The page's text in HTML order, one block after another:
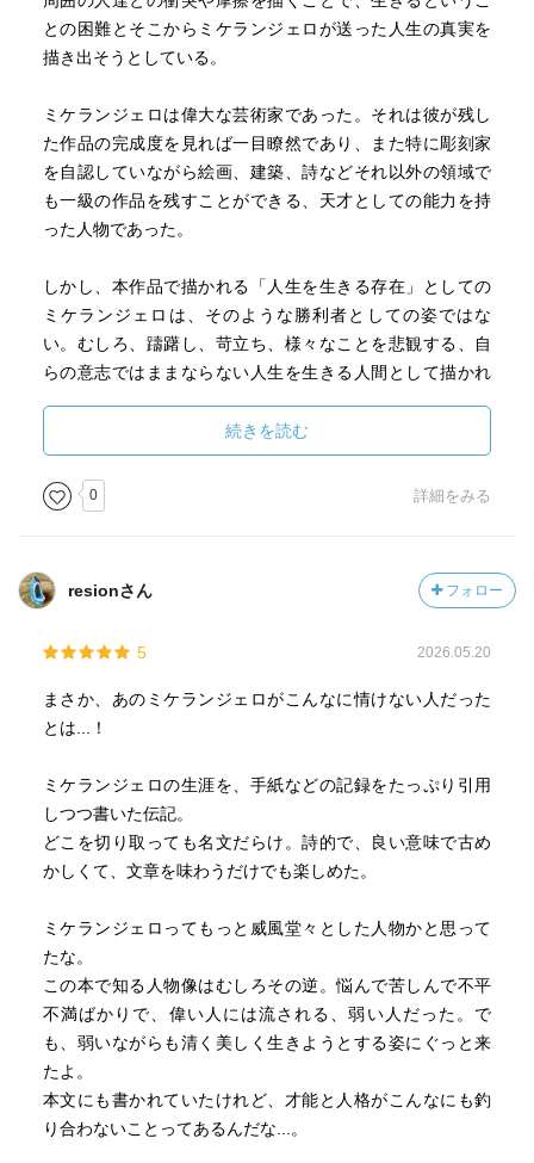
との困難とそこからミケランジェロが送った人生の真実を
描き出そうとしている。
ミケランジェロは偉大な芸術家であった。それは彼が残し
た作品の完成度を見れば一目瞭然であり、また特に彫刻家
を自認していながら絵画、建築、詩などそれ以外の領域で
も一級の作品を残すことができる、天才としての能力を持
った人物であった。
しかし、本作品で描かれる「人生を生きる存在」としての
ミケランジェロは、そのような勝利者としての姿ではな
い。むしろ、躊躇し、苛立ち、様々なことを悲観する、自
らの意志ではままならない人生を生きる人間として描かれ
ミケランジェロは多くの作品を残したが、それらは時の教
皇や政治的権力者からの発注によるものであった。彼は多
くの発注を受け、時に数十年もそれらを完成することがで
ばならない多くの事柄の間で逡巡している。
おいても、自らのこだわりや求める条件をうまく処理する
ことができず、常に苛立ちを感じながら日々の生活を送っ
人生から、しばしば悲観的になり、自殺を考えたこともあ
このような姿は、至高の芸術に身を捧げ、超越的な世界に
ロランは、時折作品の素晴らしさに触れることはあるが、
大半のページを割いてこのような優柔不断で周囲に翻弄さ
れる人生を送るミケランジェロの姿を、ひたすら丁寧に描
ムに欠ける内容になっており、なぜこのような作品を書い
たのかということを考えさせられた。
続きを読む
0 詳細をみる
resionさん フォロー
5 2026.05.20
まさか、あのミケランジェロがこんなに情けない人だった
とは...！
ミケランジェロの生涯を、手紙などの記録をたっぷり引用
しつつ書いた伝記。
どこを切り取っても名文だらけ。詩的で、良い意味で古め
かしくて、文章を味わうだけでも楽しめた。
ミケランジェロってもっと威風堂々とした人物かと思って
たな。
この本で知る人物像はむしろその逆。悩んで苦しんで不平
不満ばかりで、偉い人には流される、弱い人だった。で
も、弱いながらも清く美しく生きようとする姿にぐっと来
たよ。
本文にも書かれていたけれど、才能と人格がこんなにも釣
り合わないことってあるんだな...。